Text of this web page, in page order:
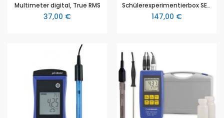
Multimeter digital, True RMS
37,00 €
Schülerexperimentierbox SEB, Modul Chemie 2, Elektrochemie, NTL, Sek 1
147,00 €